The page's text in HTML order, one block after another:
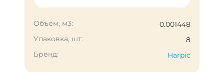
Объем, м3:
0.001448
Упаковка, шт:
8
Бренд:
Harpic